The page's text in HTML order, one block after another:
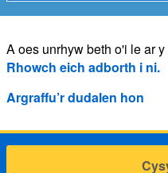
A oes unrhyw beth o'i le ar
Rhowch eich adborth i ni.
Argraffu’r dudalen hon